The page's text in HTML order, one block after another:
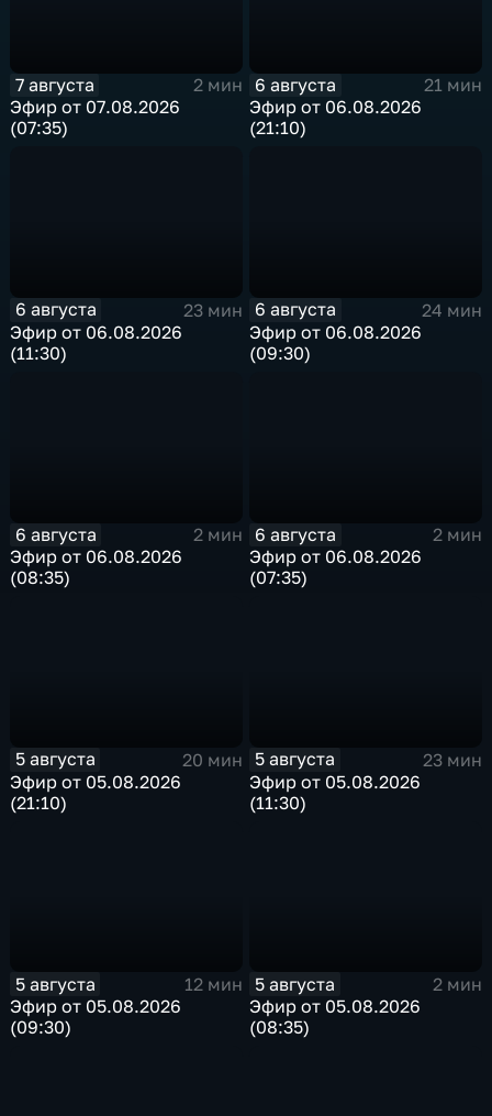
7 августа
2 мин
Эфир от 07.08.2026
(07:35)
6 августа
21 мин
Эфир от 06.08.2026
(21:10)
6 августа
23 мин
Эфир от 06.08.2026
(11:30)
6 августа
24 мин
Эфир от 06.08.2026
(09:30)
6 августа
2 мин
Эфир от 06.08.2026
(08:35)
6 августа
2 мин
Эфир от 06.08.2026
(07:35)
5 августа
20 мин
Эфир от 05.08.2026
(21:10)
5 августа
23 мин
Эфир от 05.08.2026
(11:30)
5 августа
12 мин
Эфир от 05.08.2026
(09:30)
5 августа
2 мин
Эфир от 05.08.2026
(08:35)